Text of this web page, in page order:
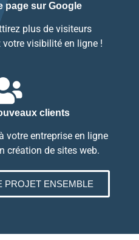
page sur Google
plus de visiteurs
visibilité en ligne !
clients
votre entreprise en ligne
création de sites web.
PROJET ENSEMBLE